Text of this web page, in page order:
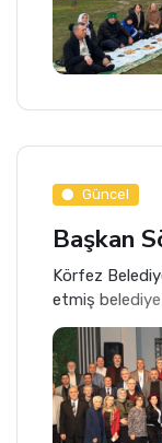
Güncel
Körfez
etmiş belediye
dönemlerde
muhtarları